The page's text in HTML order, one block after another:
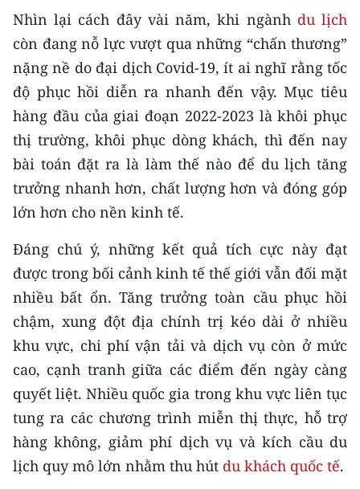
Media Kinh tế
Media Văn hóa
Media Xã hội
Media Pháp luật
Media Du lịch
Media Thế giới
Media Thể thao
Media Giáo dục
Media Y tế
Media Khoa học - Công nghệ
Media Môi trường
Ảnh
Infographic
Nhìn lại cách đây vài năm, khi ngành du lịch
còn đang nỗ lực vượt qua những “chấn thương”
nặng nề do đại dịch Covid-19, ít ai nghĩ rằng tốc
độ phục hồi diễn ra nhanh đến vậy. Mục tiêu
hàng đầu của giai đoạn 2022-2023 là khôi phục
thị trường, khôi phục dòng khách, thì đến nay
bài toán đặt ra là làm thế nào để du lịch tăng
trưởng nhanh hơn, chất lượng hơn và đóng góp
lớn hơn cho nền kinh tế.
Đáng chú ý, những kết quả tích cực này đạt
được trong bối cảnh kinh tế thế giới vẫn đối mặt
nhiều bất ổn. Tăng trưởng toàn cầu phục hồi
chậm, xung đột địa chính trị kéo dài ở nhiều
khu vực, chi phí vận tải và dịch vụ còn ở mức
cao, cạnh tranh giữa các điểm đến ngày càng
quyết liệt. Nhiều quốc gia trong khu vực liên tục
tung ra các chương trình miễn thị thực, hỗ trợ
hàng không, giảm phí dịch vụ và kích cầu du
lịch quy mô lớn nhằm thu hút du khách quốc tế.